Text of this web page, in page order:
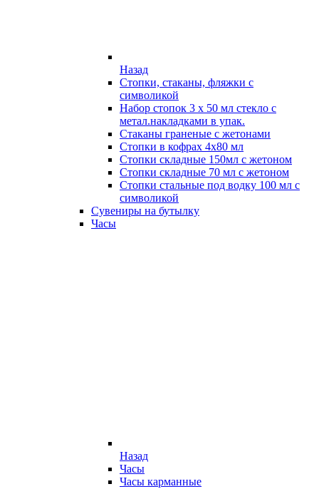
Назад
Стопки, стаканы, фляжки с
символикой
Набор стопок 3 х 50 мл стекло с
метал.накладками в упак.
Стаканы граненые с жетонами
Стопки в кофрах 4х80 мл
Стопки складные 150мл с жетоном
Стопки складные 70 мл с жетоном
Стопки стальные под водку 100 мл с
символикой
Сувениры на бутылку
Часы
Назад
Часы
Часы карманные